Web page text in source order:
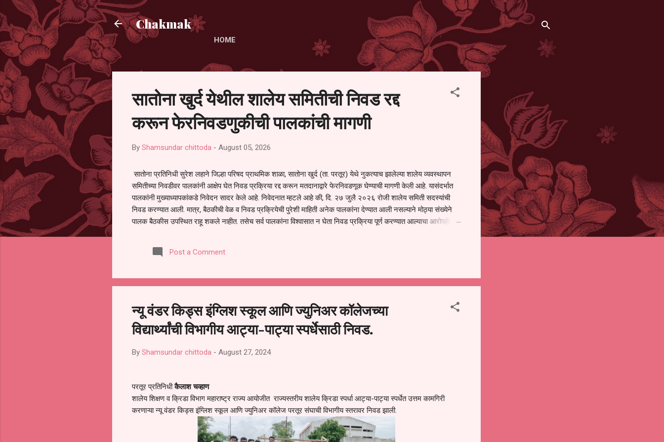
Chakmak
HOME
सातोना खुर्द येथील शालेय समितीची निवड रद्द
करून फेरनिवडणुकीची पालकांची मागणी
By Shamsundar chittoda - August 05, 2026
सातोना प्रतिनिधी सुरेश लहाने जिल्हा परिषद प्राथमिक शाळा, सातोना खुर्द (ता. परतूर) येथे नुकत्याच झालेल्या शालेय व्यवस्थापन
समितीच्या निवडीवर पालकांनी आक्षेप घेत निवड प्रक्रिया रद्द करून मतदानाद्वारे फेरनिवडणूक घेण्याची मागणी केली आहे. यासंदर्भात
पालकांनी मुख्याध्यापकांकडे निवेदन सादर केले आहे. निवेदनात म्हटले आहे की, दि. २७ जुलै २०२६ रोजी शालेय समिती सदस्यांची
निवड करण्यात आली. मात्र, बैठकीची वेळ व निवड प्रक्रियेची पुरेशी माहिती अनेक पालकांना देण्यात आली नसल्याने मोठ्या संख्येने
पालक बैठकीस उपस्थित राहू शकले नाहीत. तसेच सर्व पालकांना विश्वासात न घेता निवड प्रक्रिया पूर्ण करण्यात आल्याचा आरोपही
समितीची फेरनिवडणूक घेण्यात यावी, अशी मागणी पालकांनी केली आहे. या निवेदनाच्या प्रती जिल्हा शिक्षण अधिकारी (प्राथमिक),
जालना तसेच तालुका शिक्षण अधिकारी, परतूर यांनाही पाठविण्यात आल्या असून प्रशासन याबाबत काय निर्णय घेते, याकडे पालकांचे
Post a Comment
न्यू वंडर किड्स इंग्लिश स्कूल आणि ज्युनिअर कॉलेजच्या
विद्यार्थ्यांची विभागीय आट्या-पाट्या स्पर्धेसाठी निवड.
By Shamsundar chittoda - August 27, 2024
परतूर प्रतिनिधीकैलाश चव्हाण
शालेय शिक्षण व क्रिडा विभाग महाराष्ट्र राज्य आयोजीत राज्यस्तरीय शालेय क्रिडा स्पर्धा आट्या-पाट्या स्पर्धेत उत्तम कामगिरी
करणाऱ्या न्यू वंडर किड्स इंग्लिश स्कूल आणि ज्युनिअर कॉलेज परतूर संघाची विभागीय स्तरावर निवड झाली.